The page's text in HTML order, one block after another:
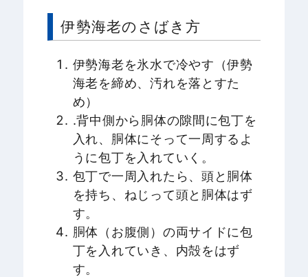
伊勢海老のさばき方
伊勢海老を氷水で冷やす（伊勢
海老を締め、汚れを落とすた
め）
.背中側から胴体の隙間に包丁を
入れ、胴体にそって一周するよ
うに包丁を入れていく。
包丁で一周入れたら、頭と胴体
を持ち、ねじって頭と胴体はず
す。
胴体（お腹側）の両サイドに包
丁を入れていき、内殻をはず
す。